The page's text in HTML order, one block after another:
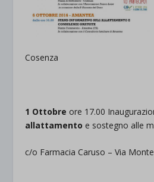
Cosenza
1 Ottobre ore 17.00
allattamento e sostegno alle
c/o Farmacia Caruso – Via